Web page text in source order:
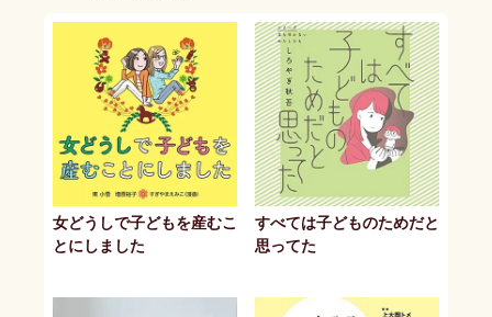
女どうしで子どもを産むこ
とにしました
すべては子どものためだと
思ってた